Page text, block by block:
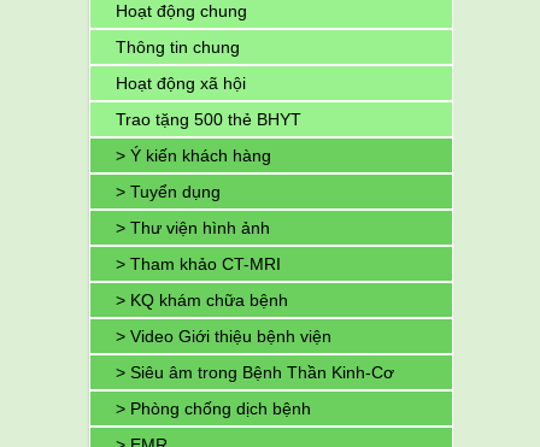
Hoạt động chung
Thông tin chung
Hoạt động xã hội
Trao tặng 500 thẻ BHYT
> Ý kiến khách hàng
> Tuyển dụng
> Thư viện hình ảnh
> Tham khảo CT-MRI
> KQ khám chữa bệnh
> Video Giới thiệu bệnh viện
> Siêu âm trong Bệnh Thần Kinh-Cơ
> Phòng chống dịch bệnh